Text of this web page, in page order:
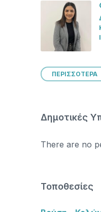
ΠΕΡΙΣΣΟΤΕΡΑ
Δημοτικές
There are no
Τοποθεσίες